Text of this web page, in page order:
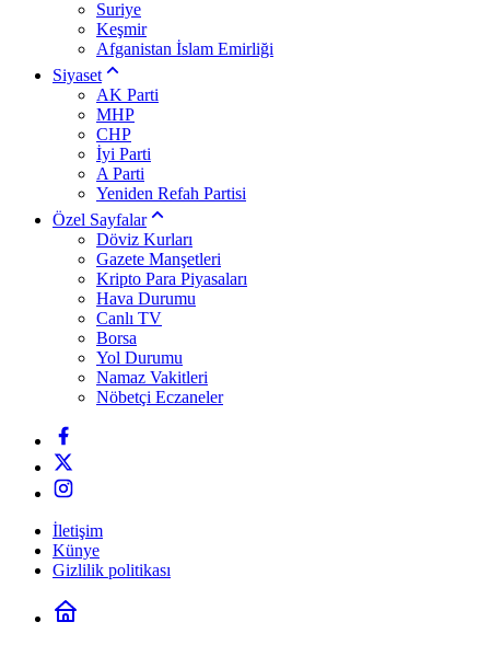
Suriye
Keşmir
Afganistan İslam Emirliği
Siyaset
AK Parti
MHP
CHP
İyi Parti
A Parti
Yeniden Refah Partisi
Özel Sayfalar
Döviz Kurları
Gazete Manşetleri
Kripto Para Piyasaları
Hava Durumu
Canlı TV
Borsa
Yol Durumu
Namaz Vakitleri
Nöbetçi Eczaneler
İletişim
Künye
Gizlilik politikası